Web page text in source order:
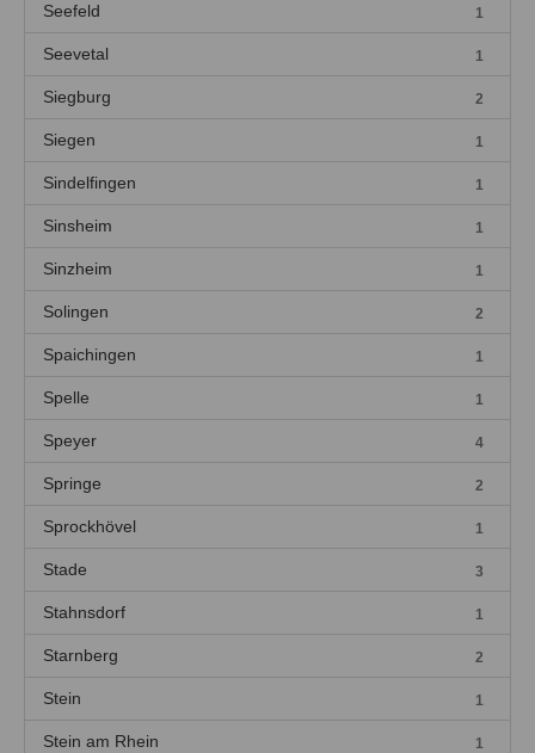
Seefeld 1
Seevetal 1
Siegburg 2
Siegen 1
Sindelfingen 1
Sinsheim 1
Sinzheim 1
Solingen 2
Spaichingen 1
Spelle 1
Speyer 4
Springe 2
Sprockhövel 1
Stade 3
Stahnsdorf 1
Starnberg 2
Stein 1
Stein am Rhein 1